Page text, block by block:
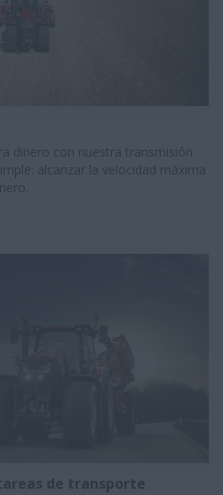
dinero con nuestra transmisión
alcanzar la velocidad máxima
de transporte